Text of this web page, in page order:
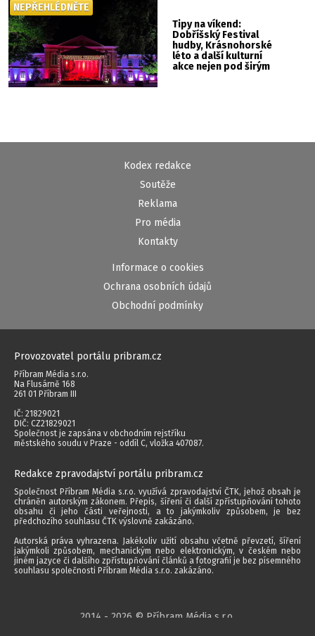
Tipy na víkend:
Dobříšský Festival
hudby, Krásnohorské
léto a další kulturní
akce nejen pod širým
NEPŘEHLÉDNĚTE
Kodex redakce
Soutěže
Reklama
Pro média
Kontakty
Informace o cookies
Ochrana osobních údajů
Obchodní podmínky
Provozovatel portálu pribram.cz
Příbram Média s.r.o.
Na Flusárně 168
261 01 Příbram III
IČ: 21829021
DIČ: CZ21829021
Společnost je zapsána v obchodním rejstříku
městského soudu v Praze - oddíl C, vložka 407087.
Redakce zpravodajství portálu pribram.cz
Společnost Příbram Média s.r.o. využívá zpravodajství ČTK, jehož obsah je
chráněn autorským zákonem. Přepis, šíření či další zpřístupňování tohoto
obsahu či jeho části veřejnosti, a to jakýmkoliv způsobem, je bez
předchozího souhlasu ČTK výslovně zakázáno.
Autorská práva vyhrazena. Jakékoliv užití obsahu včetně převzetí, šíření
jakýmkoli způsobem, mechanickým nebo elektronickým, v českém nebo
jiném jazyce či dalšího zpřístupňování článků a fotografií je bez písemného
souhlasu společnosti Příbram Média s.r.o. zakázáno.
2014 - 2026 © Příbram Média s.r.o.